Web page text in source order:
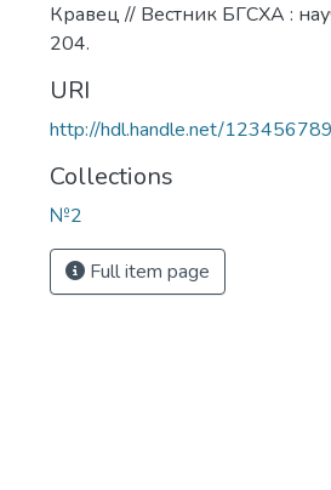
Кравец // Вестник БГСХА :
204.
URI
http://hdl.handle.net/
Collections
№2
Full item page